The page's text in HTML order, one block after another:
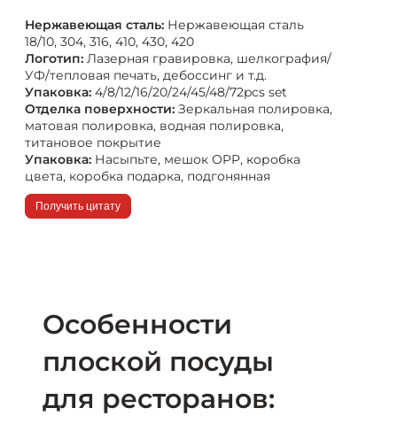
Нержавеющая сталь: Нержавеющая сталь
18/10, 304, 316, 410, 430, 420
Логотип: Лазерная гравировка, шелкография/
УФ/тепловая печать, дебоссинг и т.д.
Упаковка: 4/8/12/16/20/24/45/48/72pcs set
Отделка поверхности: Зеркальная полировка,
матовая полировка, водная полировка,
титановое покрытие
Упаковка: Насыпьте, мешок OPP, коробка
цвета, коробка подарка, подгонянная
Получить цитату
Особенности
плоской посуды
для ресторанов: